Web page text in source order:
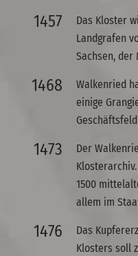
1457
Das Kloster
Landgrafen
Sachsen,
1468
Walkenried
einige
1473
Der
1500
allem im
1476
Das
Klosters soll